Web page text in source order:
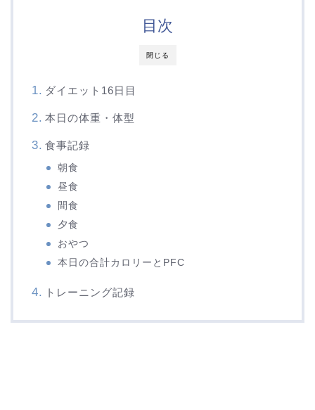
閉じる
目次
ダイエット16日目
本日の体重・体型
食事記録
朝食
昼食
間食
夕食
おやつ
本日の合計カロリーとPFC
トレーニング記録